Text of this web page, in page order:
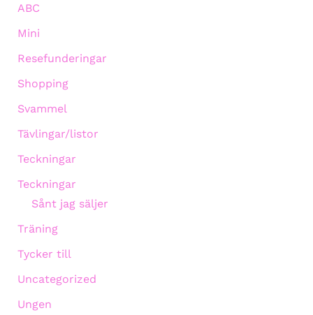
ABC
Mini
Resefunderingar
Shopping
Svammel
Tävlingar/listor
Teckningar
Teckningar
Sånt jag säljer
Träning
Tycker till
Uncategorized
Ungen